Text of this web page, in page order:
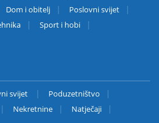
Dom i obitelj
Poslovni svijet
Sport i hobi
svijet
Poduzetništvo
Nekretnine
Natječaji